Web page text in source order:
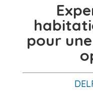
E
pour